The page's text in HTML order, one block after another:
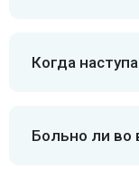
Когда
Больно ли во